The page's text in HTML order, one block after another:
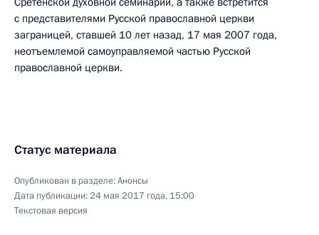
с представителями Русской православной церкви
заграницей, ставшей 10 лет назад, 17 мая 2007 года,
неотъемлемой самоуправляемой частью Русской
православной церкви.
Статус материала
Опубликован в разделе:Анонсы
Дата публикации:24 мая 2017 года, 15:00
Текстовая версия